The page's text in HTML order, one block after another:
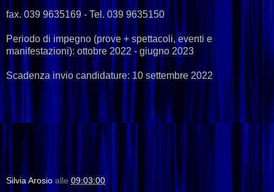
fax. 039 9635169 - Tel. 039 9635150
Periodo di impegno (prove + spettacoli, eventi e
manifestazioni): ottobre 2022 - giugno 2023
Scadenza invio candidature: 10 settembre 2022
Silvia Arosio alle 09:03:00